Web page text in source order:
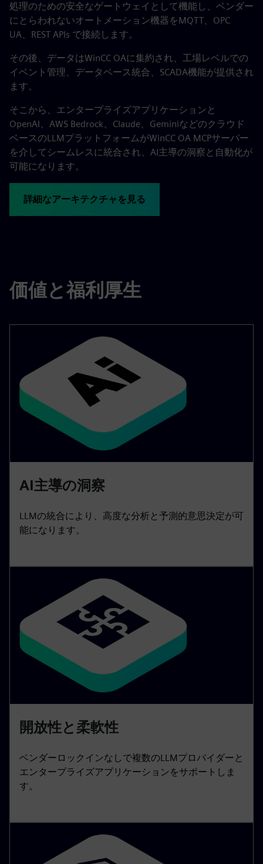
処理のための安全なゲートウェイとして機能し、ベンダー
にとらわれないオートメーション機器をMQTT、OPC
UA、REST APIs で接続します。
その後、データはWinCC OAに集約され、工場レベルでの
イベント管理、データベース統合、SCADA機能が提供され
ます。
そこから、エンタープライズアプリケーションと
OpenAI、AWS Bedrock、Claude、Geminiなどのクラウド
ベースのLLMプラットフォームがWinCC OA MCPサーバー
を介してシームレスに統合され、AI主導の洞察と自動化が
可能になります。
詳細なアーキテクチャを見る
価値と福利厚生
AI主導の洞察
LLMの統合により、高度な分析と予測的意思決定が可
能になります。
開放性と柔軟性
ベンダーロックインなしで複数のLLMプロバイダーと
エンタープライズアプリケーションをサポートしま
す。